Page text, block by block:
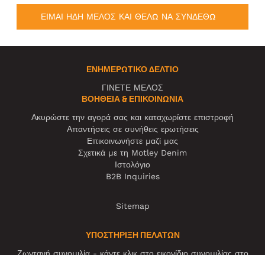
ΕΙΜΑΙ ΗΔΗ ΜΕΛΟΣ ΚΑΙ ΘΕΛΩ ΝΑ ΣΥΝΔΕΘΩ
ΕΝΗΜΕΡΩΤΙΚΌ ΔΕΛΤΊΟ
ΓΙΝΕΤΕ ΜΕΛΟΣ
ΒΟΉΘΕΙΑ & ΕΠΙΚΟΙΝΩΝΊΑ
Ακυρώστε την αγορά σας και καταχωρίστε επιστροφή
Απαντήσεις σε συνήθεις ερωτήσεις
Επικοινωνήστε μαζί μας
Σχετικά με τη Motley Denim
Ιστολόγιο
B2B Inquiries
Sitemap
ΥΠΟΣΤΗΡΙΞΗ ΠΕΛΑΤΩΝ